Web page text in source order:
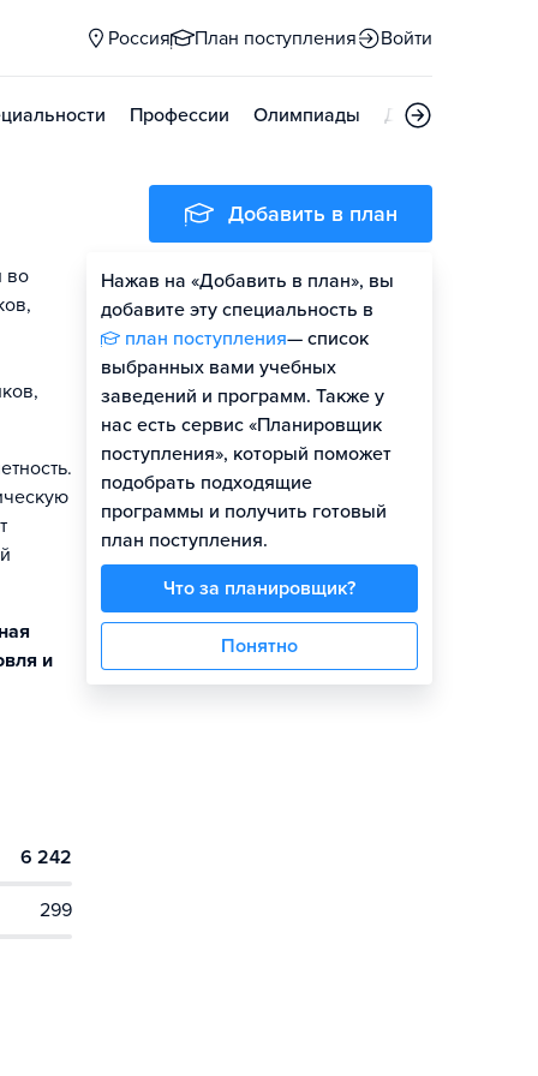
Россия План поступления Войти
Профессии Олимпиады Дни открытых
во
и
6 242
299
Добавить в план
Нажав на «Добавить в план», вы
добавите эту специальность в
план поступления— список
выбранных вами учебных
заведений и программ. Также у
нас есть сервис «Планировщик
поступления», который поможет
подобрать подходящие
программы и получить готовый
план поступления.
Что за планировщик?
Понятно